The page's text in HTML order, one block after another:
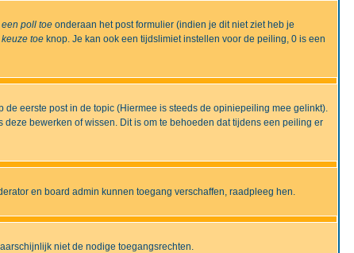
een poll toe onderaan het post formulier (indien je dit niet ziet heb je
toe knop. Je kan ook een tijdslimiet instellen voor de peiling, 0 is een
eerste post in de topic (Hiermee is steeds de opiniepeiling mee gelinkt).
bewerken of wissen. Dit is om te behoeden dat tijdens een peiling er
en board admin kunnen toegang verschaffen, raadpleeg hen.
niet de nodige toegangsrechten.